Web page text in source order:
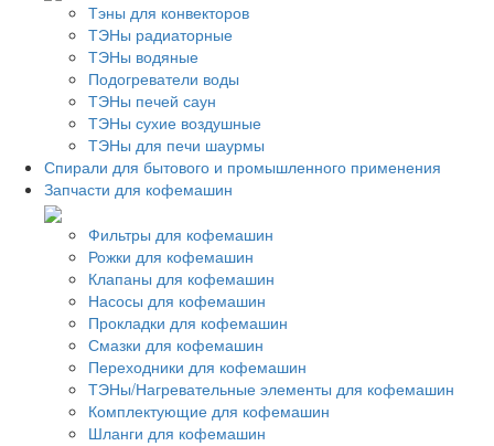
Тэны для конвекторов
ТЭНы радиаторные
ТЭНы водяные
Подогреватели воды
ТЭНы печей саун
ТЭНы сухие воздушные
ТЭНы для печи шаурмы
Спирали для бытового и промышленного применения
Запчасти для кофемашин
Фильтры для кофемашин
Рожки для кофемашин
Клапаны для кофемашин
Насосы для кофемашин
Прокладки для кофемашин
Смазки для кофемашин
Переходники для кофемашин
ТЭНы/Нагревательные элементы для кофемашин
Комплектующие для кофемашин
Шланги для кофемашин